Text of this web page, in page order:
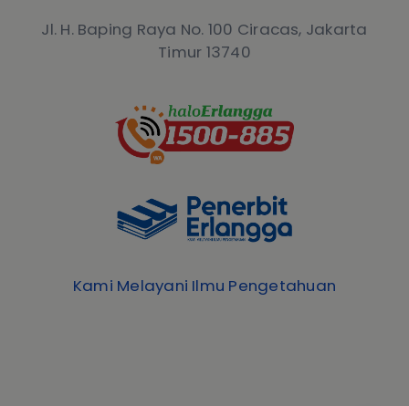
Jl. H. Baping Raya No. 100 Ciracas, Jakarta
Timur 13740
Kami Melayani Ilmu Pengetahuan